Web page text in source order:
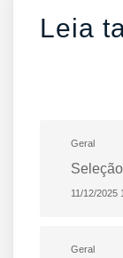
Leia
Geral
11/12/2025
Geral